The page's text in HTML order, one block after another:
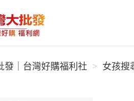
台灣好購福利社
發｜台灣好購福利社 女孩搜